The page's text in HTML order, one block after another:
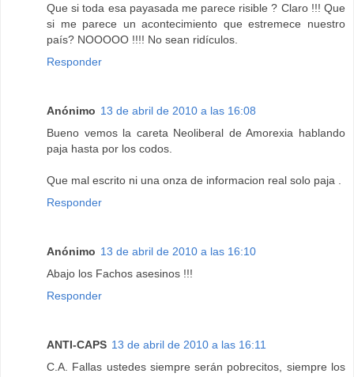
Que si toda esa payasada me parece risible ? Claro !!! Que
si me parece un acontecimiento que estremece nuestro
país? NOOOOO !!!! No sean ridículos.
Responder
Anónimo 13 de abril de 2010 a las 16:08
Bueno vemos la careta Neoliberal de Amorexia hablando
paja hasta por los codos.
Que mal escrito ni una onza de informacion real solo paja .
Responder
Anónimo 13 de abril de 2010 a las 16:10
Abajo los Fachos asesinos !!!
Responder
ANTI-CAPS 13 de abril de 2010 a las 16:11
C.A. Fallas ustedes siempre serán pobrecitos, siempre los